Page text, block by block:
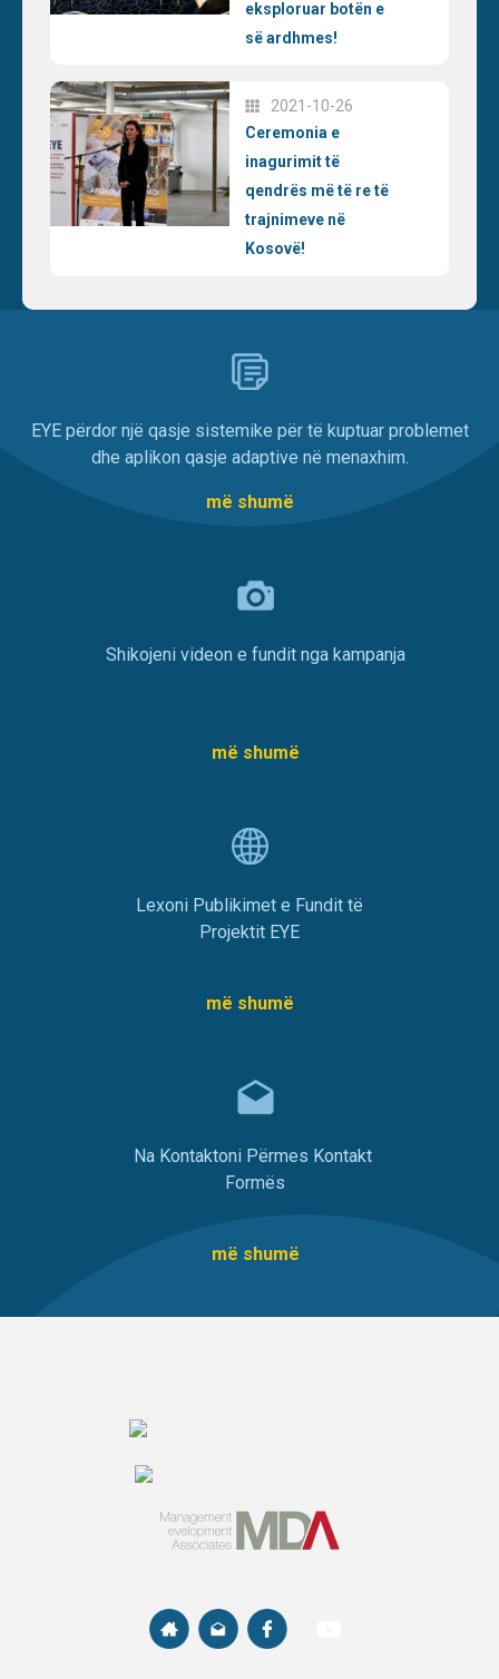
eksploruar botën e
së ardhmes!
2021-10-26
Ceremonia e
inagurimit të
qendrës më të re të
trajnimeve në
Kosovë!
EYE përdor një qasje sistemike për të kuptuar problemet
dhe aplikon qasje adaptive në menaxhim.
më shumë
Shikojeni videon e fundit nga kampanja
më shumë
Lexoni Publikimet e Fundit të
Projektit EYE
më shumë
Na Kontaktoni Përmes Kontakt
Formës
më shumë